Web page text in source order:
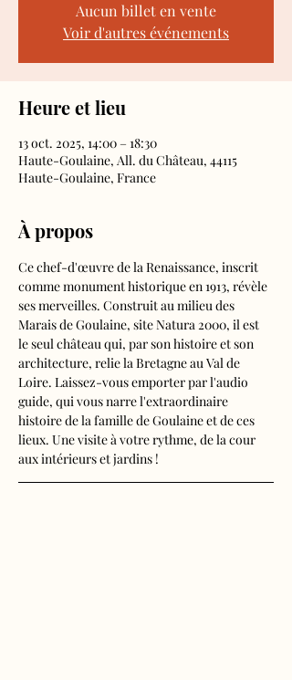
Aucun billet en vente
Voir d'autres événements
Heure et lieu
13 oct. 2025, 14:00 – 18:30
Haute-Goulaine, All. du Château, 44115
Haute-Goulaine, France
À propos
Ce chef-d'œuvre de la Renaissance, inscrit
comme monument historique en 1913, révèle
ses merveilles. Construit au milieu des
Marais de Goulaine, site Natura 2000, il est
le seul château qui, par son histoire et son
architecture, relie la Bretagne au Val de
Loire. Laissez-vous emporter par l'audio
guide, qui vous narre l'extraordinaire
histoire de la famille de Goulaine et de ces
lieux. Une visite à votre rythme, de la cour
aux intérieurs et jardins !